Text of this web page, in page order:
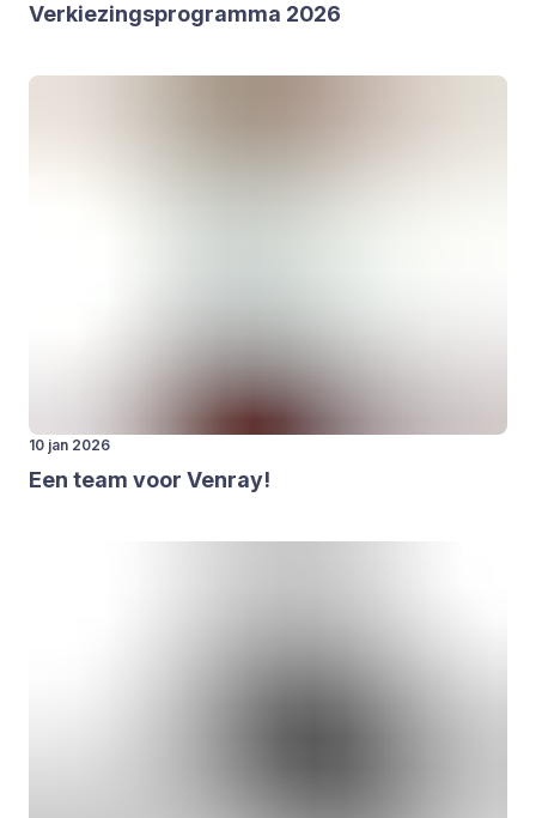
Ver­kie­zings­pro­gram­ma 2026
10 jan 2026
Een team voor Ven­ray!